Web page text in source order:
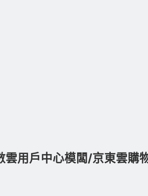
用戶中心模闆/京東雲購